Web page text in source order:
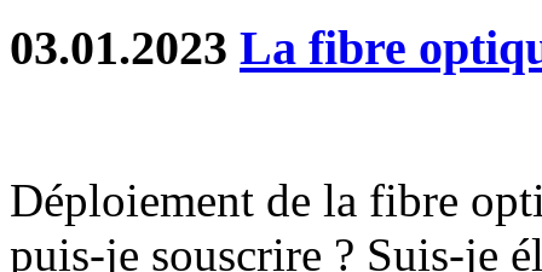
03.01.2023 La fibre
Déploiement de la fibre
puis-je souscrire ? Suis-je